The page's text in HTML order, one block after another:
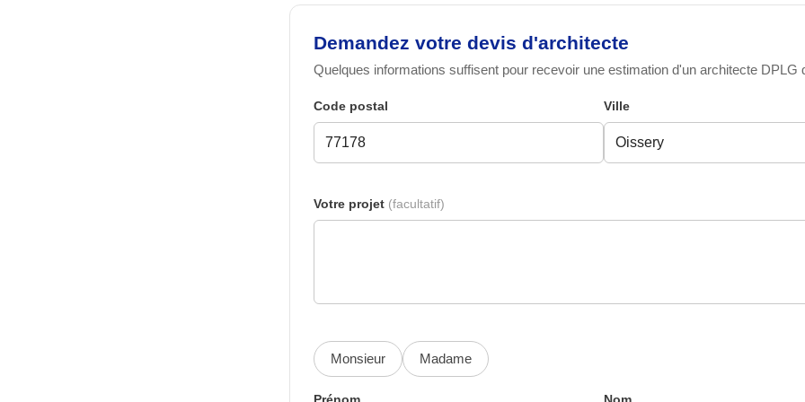
Demandez votre devis d'architecte
Quelques informations suffisent pour recevoir une estimation d'un architecte DPLG
Code postal Ville
Votre projet (facultatif)
Monsieur Madame